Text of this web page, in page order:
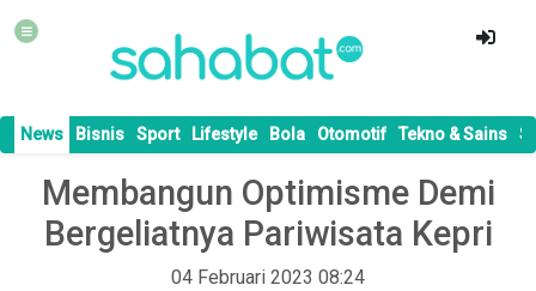
News Bisnis Sport Lifestyle Bola Otomotif Tekno & Sains
Membangun Optimisme Demi
Bergeliatnya Pariwisata Kepri
04 Februari 2023 08:24